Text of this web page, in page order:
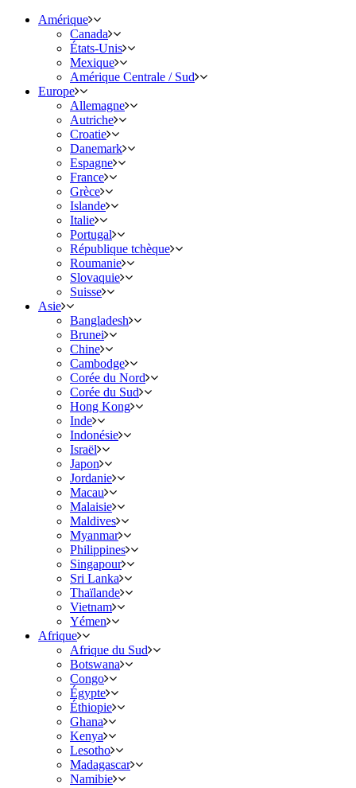
Amérique
Canada
États-Unis
Mexique
Amérique Centrale / Sud
Europe
Allemagne
Autriche
Croatie
Danemark
Espagne
France
Grèce
Islande
Italie
Portugal
République tchèque
Roumanie
Slovaquie
Suisse
Asie
Bangladesh
Brunei
Chine
Cambodge
Corée du Nord
Corée du Sud
Hong Kong
Inde
Indonésie
Israël
Japon
Jordanie
Macau
Malaisie
Maldives
Myanmar
Philippines
Singapour
Sri Lanka
Thaïlande
Vietnam
Yémen
Afrique
Afrique du Sud
Botswana
Congo
Égypte
Éthiopie
Ghana
Kenya
Lesotho
Madagascar
Namibie